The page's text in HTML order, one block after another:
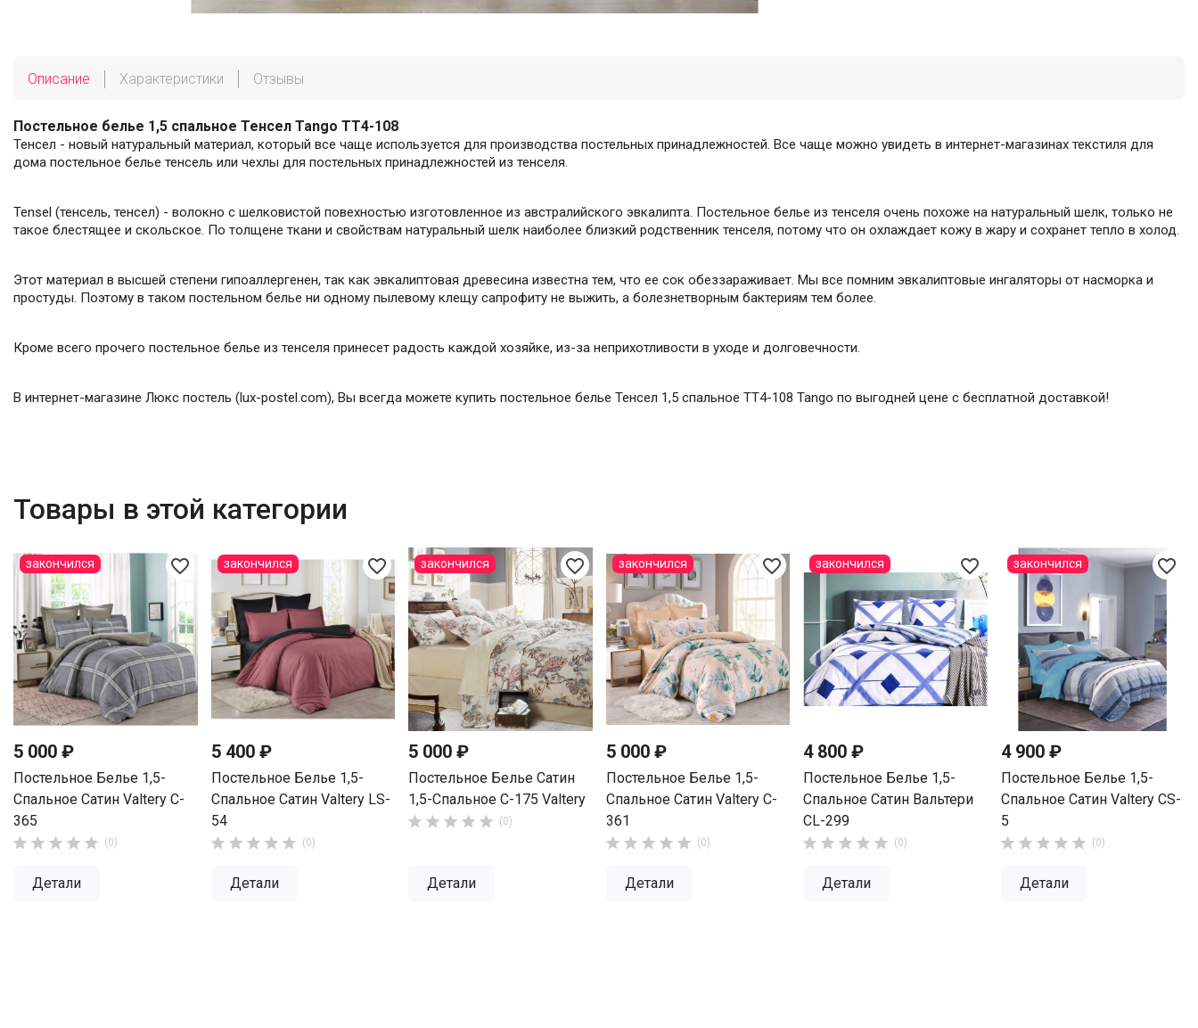
Описание Характеристики Отзывы
Постельное белье 1,5 спальное Тенсел Tango TT4-108
Тенсел - новый натуральный материал, который все чаще используется для производства постельных принадлежностей. Все чаще можно увидеть в интернет-магазинах текстиля для
дома постельное белье тенсель или чехлы для постельных принадлежностей из тенселя.
Tensel (тенсель, тенсел) - волокно с шелковистой повехностью изготовленное из австралийского эвкалипта. Постельное белье из тенселя очень похоже на натуральный шелк, только не
такое блестящее и скольское. По толщене ткани и свойствам натуральный шелк наиболее близкий родственник тенселя, потому что он охлаждает кожу в жару и сохранет тепло в холод.
Этот материал в высшей степени гипоаллергенен, так как эвкалиптовая древесина известна тем, что ее сок обеззараживает. Мы все помним эвкалиптовые ингаляторы от насморка и
простуды. Поэтому в таком постельном белье ни одному пылевому клещу сапрофиту не выжить, а болезнетворным бактериям тем более.
Кроме всего прочего постельное белье из тенселя принесет радость каждой хозяйке, из-за неприхотливости в уходе и долговечности.
В интернет-магазине Люкс постель (lux-postel.com), Вы всегда можете купить постельное белье Тенсел 1,5 спальное TT4-108 Tango по выгодней цене с бесплатной доставкой!
Товары в этой категории
favorite_border
5 000 ₽
Постельное Белье 1,5-
Спальное Сатин Valtery C-
365
     (0)
Детали
закончился favorite_border
5 400 ₽
Постельное Белье 1,5-
Спальное Сатин Valtery LS-
54
     (0)
Детали
закончился favorite_border
5 000 ₽
Постельное Белье Сатин
1,5-Спальное С-175 Valtery
     (0)
Детали
закончился favorite_border
5 000 ₽
Постельное Белье 1,5-
Спальное Сатин Valtery C-
361
     (0)
Детали
закончился favorite_border
4 800 ₽
Постельное Белье 1,5-
Спальное Сатин Вальтери
CL-299
     (0)
Детали
закончился favorite_border
4 900 ₽
Постельное Белье 1,5-
Спальное Сатин Valtery CS-
5
     (0)
Детали
закончился